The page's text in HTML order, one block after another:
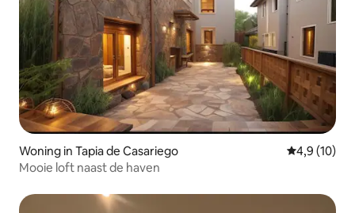
Woning in Tapia de Casariego
4,9 (10)
Mooie loft naast de haven